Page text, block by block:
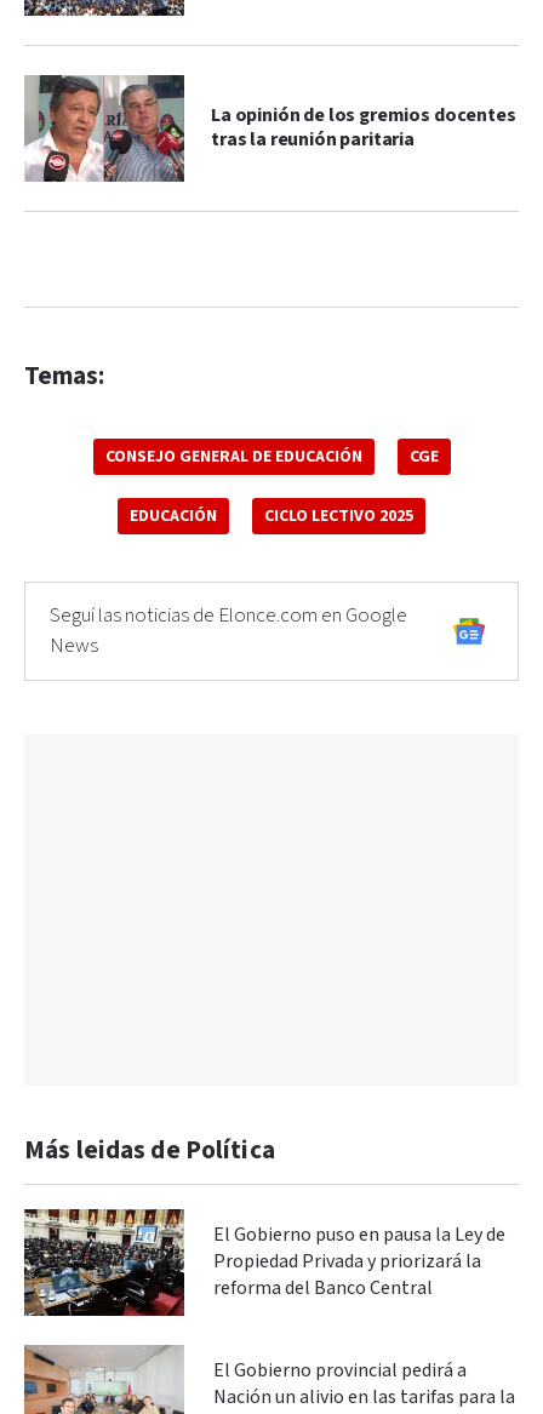
La opinión de los gremios docentes
tras la reunión paritaria
Temas:
CONSEJO GENERAL DE EDUCACIÓN CGE
EDUCACIÓN CICLO LECTIVO 2025
Seguí las noticias de Elonce.com en Google
News
Más leidas de Política
El Gobierno puso en pausa la Ley de
Propiedad Privada y priorizará la
reforma del Banco Central
El Gobierno provincial pedirá a
Nación un alivio en las tarifas para la